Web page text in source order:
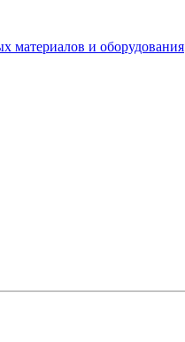
материалов и оборудования